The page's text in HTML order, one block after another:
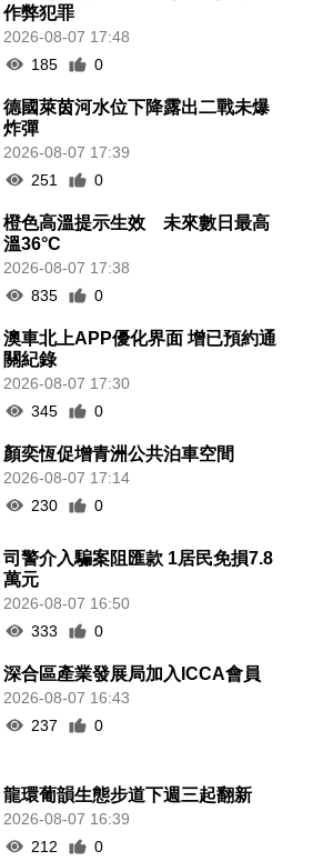
作弊犯罪
2026-08-07 17:48
185
0
德國萊茵河水位下降露出二戰未爆
炸彈
2026-08-07 17:39
251
0
橙色高溫提示生效 未來數日最高
溫36°C
2026-08-07 17:38
835
0
澳車北上APP優化界面 增已預約通
關紀錄
2026-08-07 17:30
345
0
顏奕恆促增青洲公共泊車空間
2026-08-07 17:14
230
0
司警介入騙案阻匯款 1居民免損7.8
萬元
2026-08-07 16:50
333
0
深合區產業發展局加入ICCA會員
2026-08-07 16:43
237
0
龍環葡韻生態步道下週三起翻新
2026-08-07 16:39
212
0